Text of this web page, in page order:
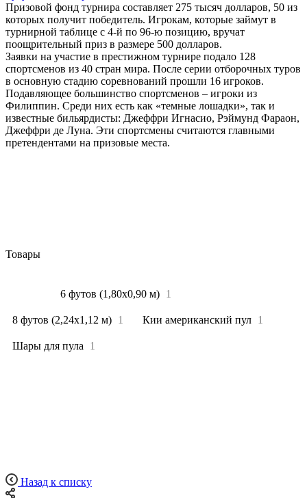
Призовой фонд турнира составляет 275 тысяч долларов, 50 из
которых получит победитель. Игрокам, которые займут в
турнирной таблице с 4-й по 96-ю позицию, вручат
поощрительный приз в размере 500 долларов.
Заявки на участие в престижном турнире подало 128
спортсменов из 40 стран мира. После серии отборочных туров
в основную стадию соревнований прошли 16 игроков.
Подавляющее большинство спортсменов – игроки из
Филиппин. Среди них есть как «темные лошадки», так и
известные бильярдисты: Джеффри Игнасио, Рэймунд Фараон,
Джеффри де Луна. Эти спортсмены считаются главными
претендентами на призовые места.
Товары
6 футов (1,80х0,90 м) 1
8 футов (2,24х1,12 м) 1 Кии американский пул 1
Шары для пула 1
Назад к списку